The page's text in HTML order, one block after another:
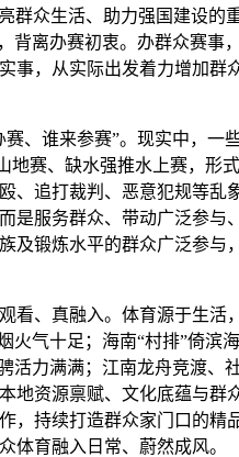
群众生活、助力强国建设
离办赛初衷。办群众赛事
，从实际出发着力增加群
谁来参赛”。现实中，一
赛、缺水强推水上赛，形
、追打裁判、恶意犯规等乱
是服务群众、带动广泛参与
及锻炼水平的群众广泛参与
、真融入。体育源于生活
气十足；海南“村排”倚滨
活力满满；江南龙舟竞渡、
资源禀赋、文化底蕴与群
持续打造群众家门口的精
体育融入日常、蔚然成风。